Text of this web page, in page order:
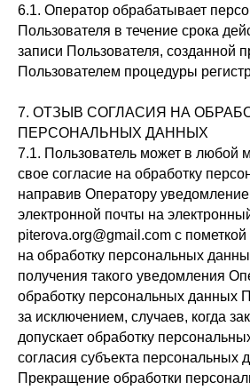
6.1. Оператор обрабатывает
Пользователя в течение срока
записи Пользователя, созданной
Пользователем процедуры
7. ОТЗЫВ СОГЛАСИЯ НА
ПЕРСОНАЛЬНЫХ ДАННЫХ
7.1. Пользователь может в любой
свое согласие на обработку
направив Оператору
электронной почты на
piterova.org@gmail.com с
на обработку персональных
получения такого уведомления
обработку персональных данных
за исключением, случаев, когда
допускает обработку
согласия субъекта персональных
Прекращение обработки